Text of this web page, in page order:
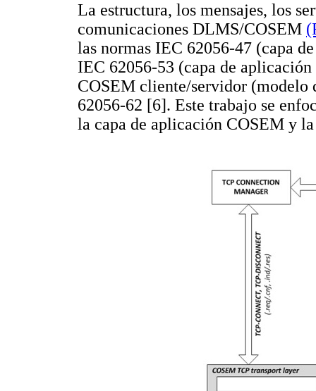
La estructura, los mensajes, los
comunicaciones DLMS/COSEM
las normas IEC 62056-47 (capa
IEC 62056-53 (capa de
COSEM cliente/servidor (modelo
62056-62 [6]. Este trabajo se
la capa de aplicación COSEM y